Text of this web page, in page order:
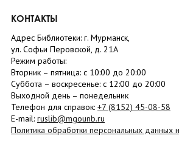
КОНТАКТЫ
Адрес Библиотеки: г. Мурманск,
ул. Софьи Перовской, д. 21А
Режим работы:
Вторник – пятница: с 10:00 до 20:00
Суббота – воскресенье: c 12:00 до 20:00
Выходной день – понедельник
Телефон для справок: +7 (8152) 45-08-58
E-mail: ruslib@mgounb.ru
Политика обработки персональных данных